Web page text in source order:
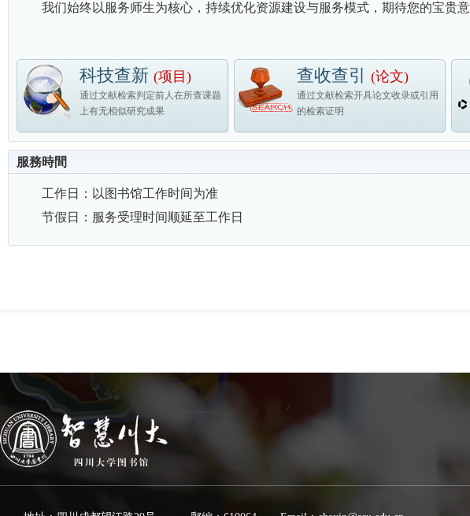
我们始终以服务师生为核心，持续优化资源建设与服务模式，期待您的宝贵
科技查新 (项目)
通过文献检索判定前人在所查课题
上有无相似研究成果
查收查引 (论文)
通过文献检索开具论文收录或引用
的检索证明
服務時間
工作日：以图书馆工作时间为准
节假日：服务受理时间顺延至工作日